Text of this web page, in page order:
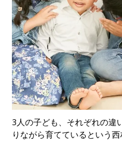
3人の子ども、それぞれの違
りながら育てているという西